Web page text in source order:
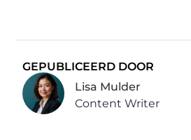
GEPUBLICEERD DOOR
Lisa Mulder
Content Writer